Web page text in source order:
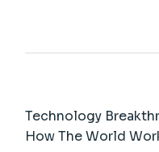
Technology
How The World